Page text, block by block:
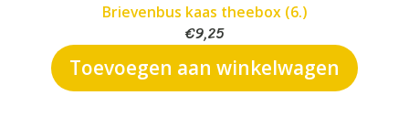
Brievenbus kaas theebox (6.)
€9,25
Toevoegen aan winkelwagen